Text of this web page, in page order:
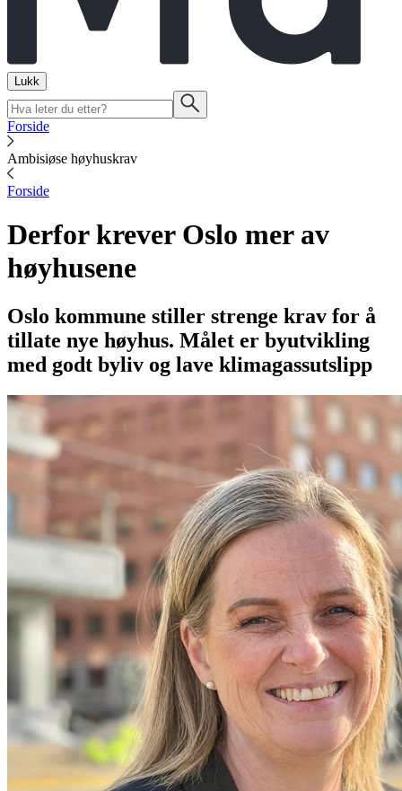
Lukk
Forside
Ambisiøse høyhuskrav
Forside
Derfor krever Oslo mer av
høyhusene
Oslo kommune stiller strenge krav for å
tillate nye høyhus. Målet er byutvikling
med godt byliv og lave klimagassutslipp